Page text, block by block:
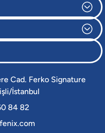
Cad. Ferko Signature
İstanbul
84 82